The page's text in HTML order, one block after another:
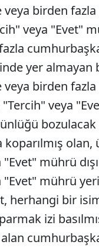
birden
veya "Evet"
yer almayan
birden
"Tercih" veya
koparılmış
mührü
"Evet" mührü
herhangi bir
izi